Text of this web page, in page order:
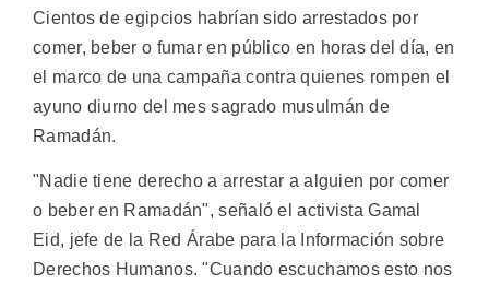
Cientos de egipcios habrían sido arrestados por
comer, beber o fumar en público en horas del día, en
el marco de una campaña contra quienes rompen el
ayuno diurno del mes sagrado musulmán de
Ramadán.
"Nadie tiene derecho a arrestar a alguien por comer
o beber en Ramadán", señaló el activista Gamal
Eid, jefe de la Red Árabe para la Información sobre
Derechos Humanos. "Cuando escuchamos esto nos